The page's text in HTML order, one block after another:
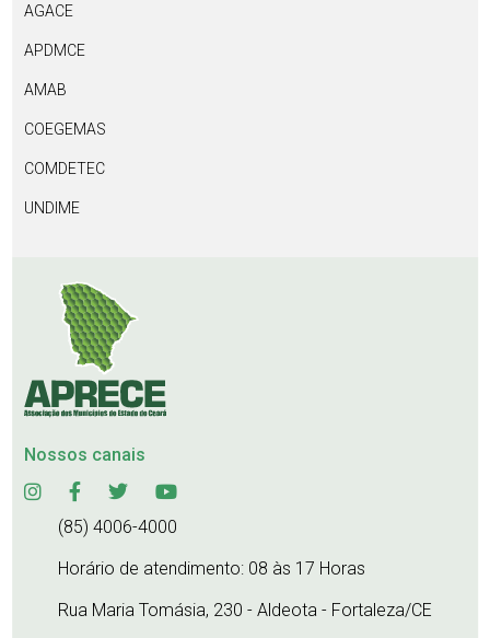
AGACE
APDMCE
AMAB
COEGEMAS
COMDETEC
UNDIME
Nossos canais
(85) 4006-4000
Horário de atendimento: 08 às 17 Horas
Rua Maria Tomásia, 230 - Aldeota - Fortaleza/CE